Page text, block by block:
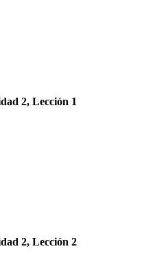
2, Lección 1
2, Lección 2